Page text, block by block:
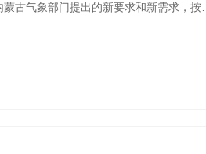
古气象部门提出的新要求和新需求，按
性能计算机系统、人工影响天气海事卫星